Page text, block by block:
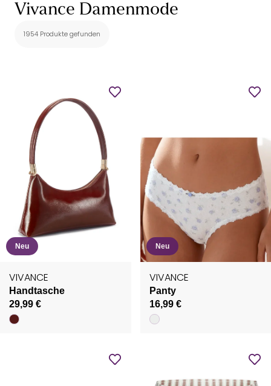
Vivance Damenmode
1954 Produkte gefunden
Neu
VIVANCE
Handtasche
29,99 €
Neu
VIVANCE
Panty
16,99 €